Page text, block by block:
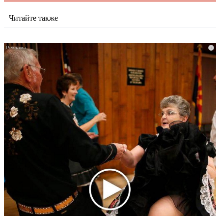
Читайте также
i